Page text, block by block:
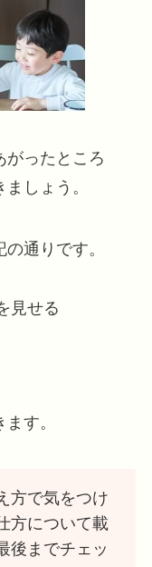
がったところ
しょう。
通りです。
見せる
す。
方で気をつけ
方について載
後までチェッ